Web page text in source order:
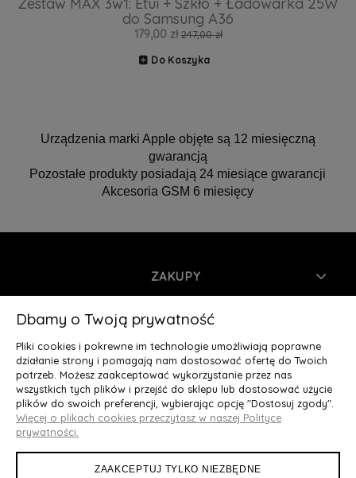
Zestaw MAX 3w1: Etui + Szkło + Ładowarka 25W
do Samsung A36
179,00 zł 247,00 zł
Do Koszyka
Urządzenia marki Apple objęte są 12 miesięczną
gwarancją
Pozostałe produkty posiadają 24 miesiące gwarancji
Akcesoria GSM 6 miesięcy
ZAKUPY
INFORMACJE
MOJE KONTO
O NAS
Deluxury.pl
Dbamy o Twoją prywatność
Pliki cookies i pokrewne im technologie umożliwiają poprawne
działanie strony i pomagają nam dostosować ofertę do Twoich
potrzeb. Możesz zaakceptować wykorzystanie przez nas
wszystkich tych plików i przejść do sklepu lub dostosować użycie
plików do swoich preferencji, wybierając opcję "Dostosuj zgody".
Więcej o plikach cookies przeczytasz w naszej Polityce
prywatności.
ZAAKCEPTUJ TYLKO NIEZBĘDNE